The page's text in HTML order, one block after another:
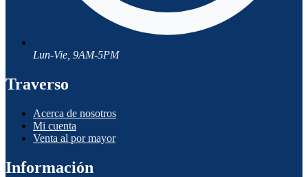
Lun-Vie, 9AM-5PM
Traverso
Acerca de nosotros
Mi cuenta
Venta al por mayor
Información